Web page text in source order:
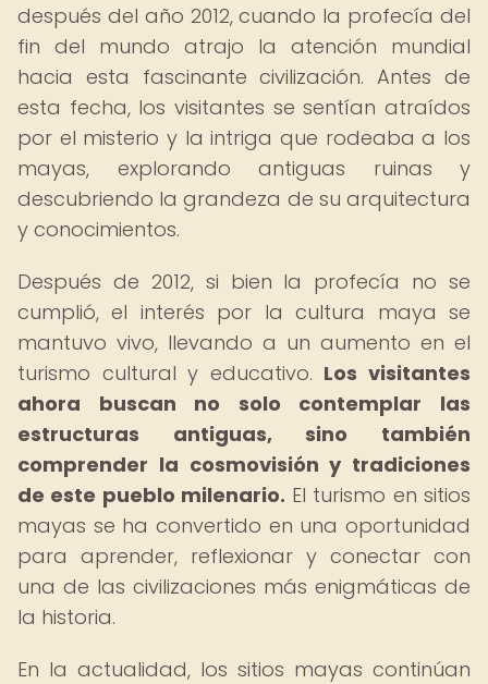
después del año 2012, cuando la profecía del
fin del mundo atrajo la atención mundial
hacia esta fascinante civilización. Antes de
esta fecha, los visitantes se sentían atraídos
por el misterio y la intriga que rodeaba a los
mayas, explorando antiguas ruinas y
descubriendo la grandeza de su arquitectura
y conocimientos.
Después de 2012, si bien la profecía no se
cumplió, el interés por la cultura maya se
mantuvo vivo, llevando a un aumento en el
turismo cultural y educativo. Los visitantes
ahora buscan no solo contemplar las
estructuras antiguas, sino también
comprender la cosmovisión y tradiciones
de este pueblo milenario. El turismo en sitios
mayas se ha convertido en una oportunidad
para aprender, reflexionar y conectar con
una de las civilizaciones más enigmáticas de
la historia.
En la actualidad, los sitios mayas continúan